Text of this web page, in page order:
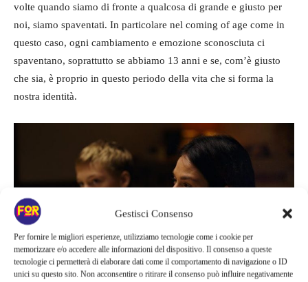
Gestisci Consenso
Per fornire le migliori esperienze, utilizziamo tecnologie come i cookie per
memorizzare e/o accedere alle informazioni del dispositivo. Il consenso a queste
tecnologie ci permetterà di elaborare dati come il comportamento di navigazione o ID
unici su questo sito. Non acconsentire o ritirare il consenso può influire negativamente
volte quando siamo di fronte a qualcosa di grande e giusto per
noi, siamo spaventati. In particolare nel coming of age come in
questo caso, ogni cambiamento e emozione sconosciuta ci
spaventano, soprattutto se abbiamo 13 anni e se, com’è giusto
che sia, è proprio in questo periodo della vita che si forma la
nostra identità.